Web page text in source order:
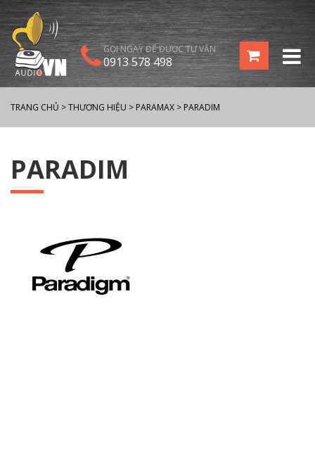
GỌI NGAY ĐỂ ĐƯỢC TƯ VẤN
0913 578 498
TRANG CHỦ >THƯƠNG HIỆU > PARAMAX > PARADIM
PARADIM